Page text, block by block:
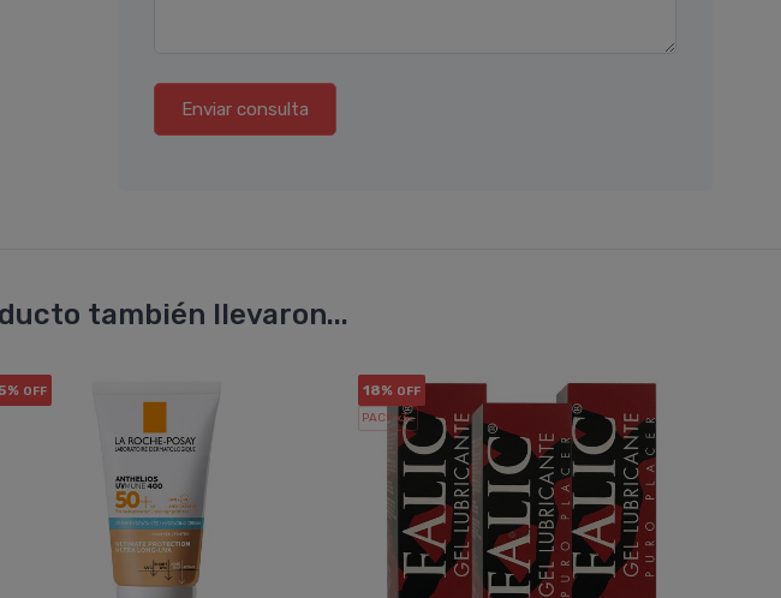
Enviar consulta
también llevaron...
OFF 18% OFF
PACK x3u.